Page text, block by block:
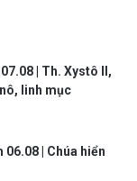
| Th. Xystô II,
linh mục
06.08 | Chúa hiển